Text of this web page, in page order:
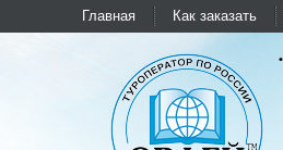
Главная Как заказать